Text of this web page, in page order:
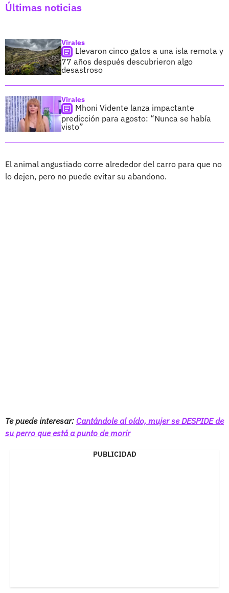
Últimas noticias
Virales
Llevaron cinco gatos a una isla remota y
77 años después descubrieron algo
desastroso
Virales
Mhoni Vidente lanza impactante
predicción para agosto: “Nunca se había
visto”
El animal angustiado corre alrededor del carro para que no
lo dejen, pero no puede evitar su abandono.
Te puede interesar: Cantándole al oído, mujer se DESPIDE de
su perro que está a punto de morir
PUBLICIDAD